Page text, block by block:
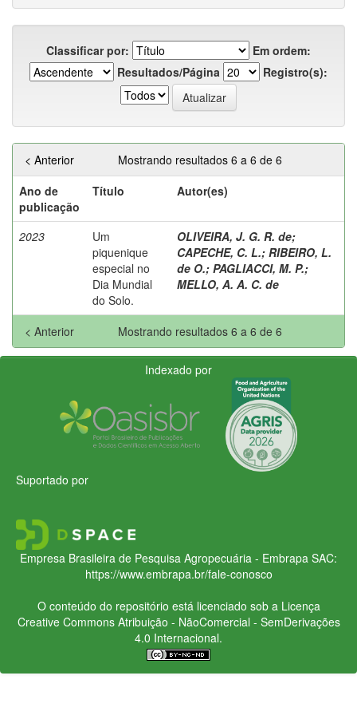
Classificar por:
Em ordem:
Resultados/Página
Registro(s):
Mostrando resultados 6 a 6 de 6
< Anterior
Ano de
publicação
Título Autor(es)
2023
Um
piquenique
especial no
Dia Mundial
do Solo.
OLIVEIRA, J. G. R. de;
CAPECHE, C. L.; RIBEIRO, L.
de O.; PAGLIACCI, M. P.;
MELLO, A. A. C. de
Mostrando resultados 6 a 6 de 6
< Anterior
Indexado por
Suportado por
Empresa Brasileira de Pesquisa Agropecuária - Embrapa SAC:
https://www.embrapa.br/fale-conosco
O conteúdo do repositório está licenciado sob a Licença
Creative CommonsAtribuição - NãoComercial - SemDerivações
4.0 Internacional.